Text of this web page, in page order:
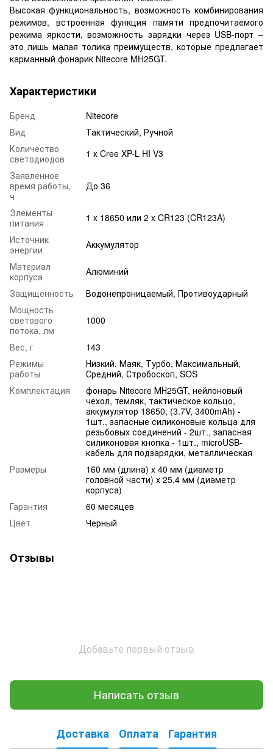
Высокая функциональность, возможность комбинирования
режимов, встроенная функция памяти предпочитаемого
режима яркости, возможность зарядки через USB-порт –
это лишь малая толика преимуществ, которые предлагает
карманный фонарик Nitecore MH25GT.
Характеристики
Бренд
Nitecore
Вид
Тактический, Ручной
Количество
светодиодов
1 х Cree XP-L HI V3
Заявленное
время работы,
ч
До 36
Элементы
питания
1 x 18650 или 2 x CR123 (CR123A)
Источник
энергии
Аккумулятор
Материал
корпуса
Алюминий
Защищенность
Водонепроницаемый, Противоударный
Мощность
светового
потока, лм
1000
Вес, г
143
Режимы
работы
Низкий, Маяк, Турбо, Максимальный,
Средний, Стробоскоп, SOS
Комплектация
фонарь Nitecore МН25GT, нейлоновый
чехол, темляк, тактическое кольцо,
аккумулятор 18650, (3.7V, 3400mAh) -
1шт., запасные силиконовые кольца для
резьбовых соединений - 2шт., запасная
силиконовая кнопка - 1шт., microUSB-
кабель для подзарядки, металлическая
Размеры
160 мм (длина) х 40 мм (диаметр
головной части) х 25,4 мм (диаметр
корпуса)
Гарантия
60 месяцев
Цвет
Черный
Отзывы
Добавьте первый отзыв
Написать отзыв
Доставка Оплата Гарантия